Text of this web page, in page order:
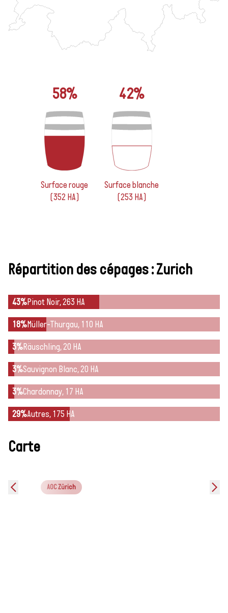
58%
Surface rouge
(352 HA)
42%
Surface blanche
(253 HA)
Répartition des cépages : Zurich
43%Pinot Noir, 263 HA
18%Müller-Thurgau, 110 HA
3%Räuschling, 20 HA
3%Sauvignon Blanc, 20 HA
3%Chardonnay, 17 HA
29%Autres, 175 HA
Carte
AOC Zürich